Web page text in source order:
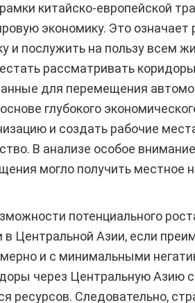
китайско-европейской
экономику. Это означает
и послужить на пользу всем
рассматривать
для перемещения
глубокого
и создать рабочие
В анализе особое
могло получить местное
потенциального
Центральной Азии, если
и с минимальными
через Центральную Азию
ресурсов. Следовательно,